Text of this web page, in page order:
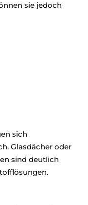
sie jedoch
sich
Glasdächer oder
sind deutlich